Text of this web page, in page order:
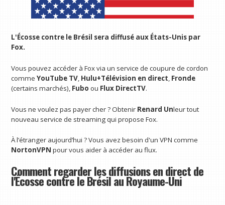
L'Écosse contre le Brésil sera diffusé aux États-Unis par
Fox.
Vous pouvez accéder à Fox via un service de coupure de cordon
commeYouTube TV, Hulu+Télévision en direct, Fronde
(certains marchés), Fubo ou Flux DirectTV.
Vous ne voulez pas payer cher ? Obtenir Renard Unleur tout
nouveau service de streaming qui propose Fox.
À l’étranger aujourd’hui ? Vous avez besoin d'un VPN comme
NortonVPN pour vous aider à accéder au flux.
Comment regarder les diffusions en direct de
l'Écosse contre le Brésil au Royaume-Uni